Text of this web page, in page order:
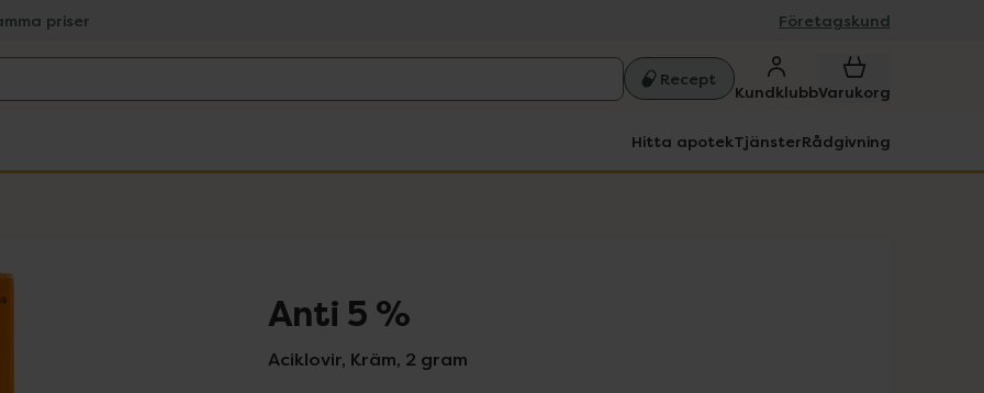
priser Företagskund
Recept
KundklubbVarukorg
Hitta apotekTjänsterRådgivning
Anti 5 %
Aciklovir, Kräm, 2 gram